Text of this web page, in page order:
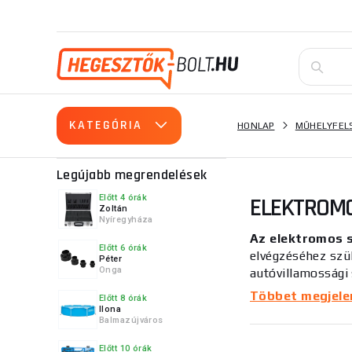
KATEGÓRIA HONLAP
Legújabb megrendelések
Előtt 4 órák
Zoltán
Nyíregyháza
Előtt 6 órák
Péter
Onga
Előtt 8 órák
Ilona
Balmazújváros
Előtt 10 órák
Az elektromos
elvégzéséhez
foglalkoznak.
Különféle
Többet